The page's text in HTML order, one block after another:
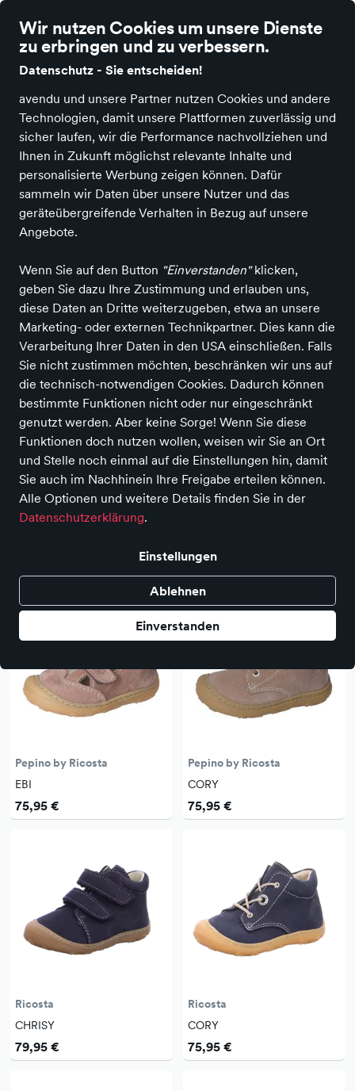
Wir nutzen Cookies um unsere Dienste
zu erbringen und zu verbessern.
Datenschutz - Sie entscheiden!
avendu und unsere Partner nutzen Cookies und andere
Technologien, damit unsere Plattformen zuverlässig und
sicher laufen, wir die Performance nachvollziehen und
Ihnen in Zukunft möglichst relevante Inhalte und
personalisierte Werbung zeigen können. Dafür
sammeln wir Daten über unsere Nutzer und das
geräteübergreifende Verhalten in Bezug auf unsere
Angebote.
Wenn Sie auf den Button "Einverstanden"klicken,
geben Sie dazu Ihre Zustimmung und erlauben uns,
diese Daten an Dritte weiterzugeben, etwa an unsere
Marketing- oder externen Technikpartner. Dies kann die
Verarbeitung Ihrer Daten in den USA einschließen. Falls
Sie nicht zustimmen möchten, beschränken wir uns auf
die technisch-notwendigen Cookies. Dadurch können
bestimmte Funktionen nicht oder nur eingeschränkt
genutzt werden. Aber keine Sorge! Wenn Sie diese
Funktionen doch nutzen wollen, weisen wir Sie an Ort
und Stelle noch einmal auf die Einstellungen hin, damit
Sie auch im Nachhinein Ihre Freigabe erteilen können.
Alle Optionen und weitere Details finden Sie in der
Datenschutzerklärung.
Einstellungen
Ablehnen
Einverstanden
Kinder
Kinder Lauflernschuhe
Farbe Größe Marken
Ricosta
69,95 €
Pepino by Ricosta
EBI
75,95 €
Pepino by Ricosta
CORY
75,95 €
Ricosta
CHRISY
79,95 €
Ricosta
CORY
75,95 €